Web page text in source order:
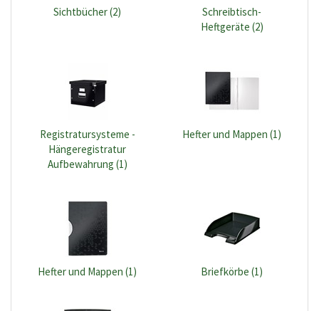
Sichtbücher (2)
Schreibtisch-
Heftgeräte (2)
Registratursysteme -
Hängeregistratur
Aufbewahrung (1)
Hefter und Mappen (1)
Hefter und Mappen (1) Briefkörbe (1)